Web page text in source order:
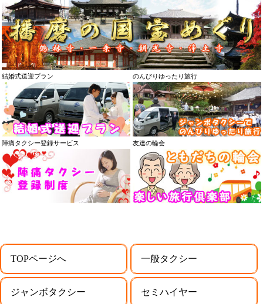
結婚式送迎プラン のんびりゆったり旅行
陣痛タクシー登録サービス 友達の輪会
TOPページへ 一般タクシー
ジャンボタクシー セミハイヤー